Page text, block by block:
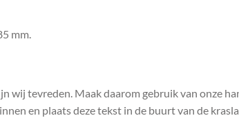
mm.
wij tevreden. Maak daarom gebruik van onze
en plaats deze tekst in de buurt van de